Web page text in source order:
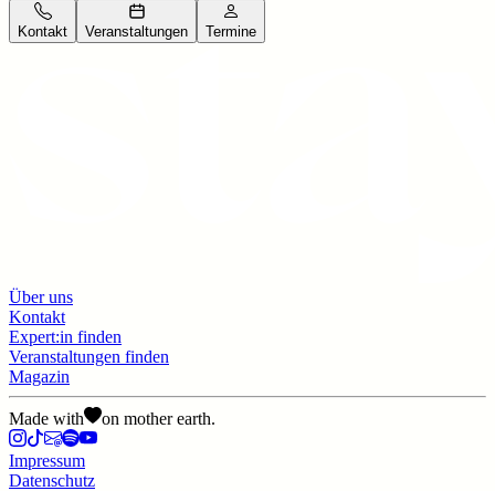
Kontakt Veranstaltungen Termine
Über uns
Kontakt
Expert:in finden
Veranstaltungen finden
Magazin
Made with on mother earth.
Impressum
Datenschutz